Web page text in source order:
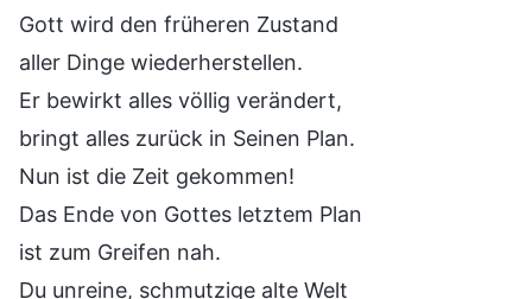
Gott wird den früheren Zustand
aller Dinge wiederherstellen.
Er bewirkt alles völlig verändert,
bringt alles zurück in Seinen Plan.
Nun ist die Zeit gekommen!
Das Ende von Gottes letztem Plan
ist zum Greifen nah.
Du unreine, schmutzige alte Welt